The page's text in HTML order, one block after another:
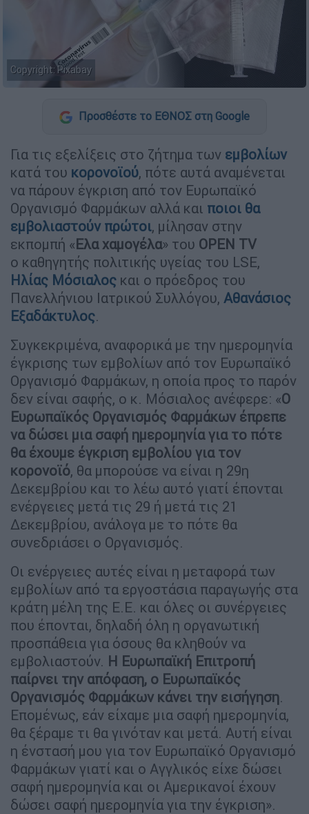
Copyright: Pixabay
Προσθέστε το ΕΘΝΟΣ στη Google
Για τις εξελίξεις στο ζήτημα των εμβολίων
κατά του κορονοϊού, πότε αυτά αναμένεται
να πάρουν έγκριση από τον Ευρωπαϊκό
Οργανισμό Φαρμάκων αλλά και ποιοι θα
εμβολιαστούν πρώτοι, μίλησαν στην
εκπομπή «Ελα χαμογέλα» του OPEN TV
ο καθηγητής πολιτικής υγείας του LSE,
Ηλίας Μόσιαλος και ο πρόεδρος του
Πανελλήνιου Ιατρικού Συλλόγου, Αθανάσιος
Εξαδάκτυλος.
Συγκεκριμένα, αναφορικά με την ημερομηνία
έγκρισης των εμβολίων από τον Ευρωπαϊκό
Οργανισμό Φαρμάκων, η οποία προς το παρόν
δεν είναι σαφής, ο κ. Μόσιαλος ανέφερε: «Ο
Ευρωπαϊκός Οργανισμός Φαρμάκων έπρεπε
να δώσει μια σαφή ημερομηνία για το πότε
θα έχουμε έγκριση εμβολίου για τον
κορονοϊό, θα μπορούσε να είναι η 29η
Δεκεμβρίου και το λέω αυτό γιατί έπονται
ενέργειες μετά τις 29 ή μετά τις 21
Δεκεμβρίου, ανάλογα με το πότε θα
συνεδριάσει ο Οργανισμός.
Οι ενέργειες αυτές είναι η μεταφορά των
εμβολίων από τα εργοστάσια παραγωγής στα
κράτη μέλη της Ε.Ε. και όλες οι συνέργειες
που έπονται, δηλαδή όλη η οργανωτική
προσπάθεια για όσους θα κληθούν να
εμβολιαστούν. Η Ευρωπαϊκή Επιτροπή
παίρνει την απόφαση, ο Ευρωπαϊκός
Οργανισμός Φαρμάκων κάνει την εισήγηση.
Επομένως, εάν είχαμε μια σαφή ημερομηνία,
θα ξέραμε τι θα γινόταν και μετά. Αυτή είναι
η ένστασή μου για τον Ευρωπαϊκό Οργανισμό
Φαρμάκων γιατί και ο Αγγλικός είχε δώσει
σαφή ημερομηνία και οι Αμερικανοί έχουν
δώσει σαφή ημερομηνία για την έγκριση».